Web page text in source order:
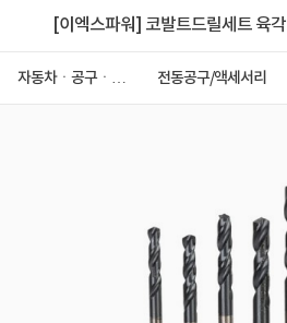
[이엑스파워] 코발트드릴세트 육각
자동차ㆍ공구ㆍ안
전동공구/액세서리